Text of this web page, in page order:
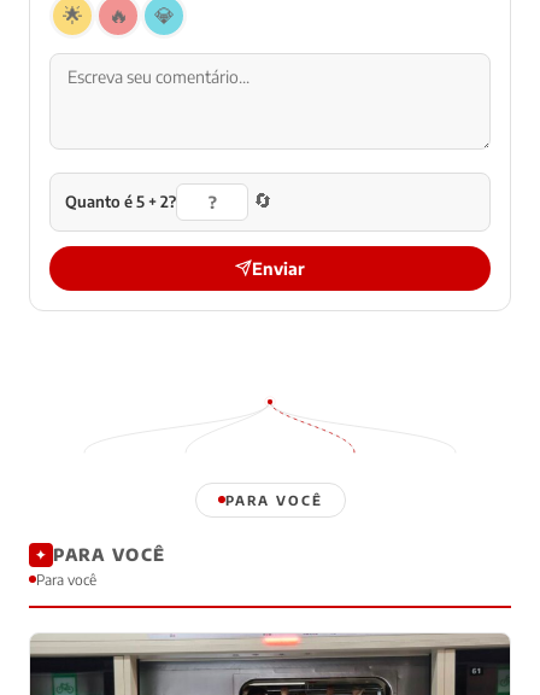
🌟
🔥 💎
Quanto é 5 + 2? 🔄
Enviar
PARA VOCÊ
✦ PARA VOCÊ
Para você